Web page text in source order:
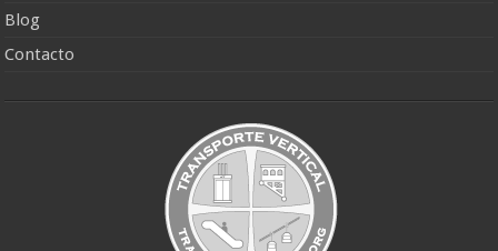
Blog
Contacto